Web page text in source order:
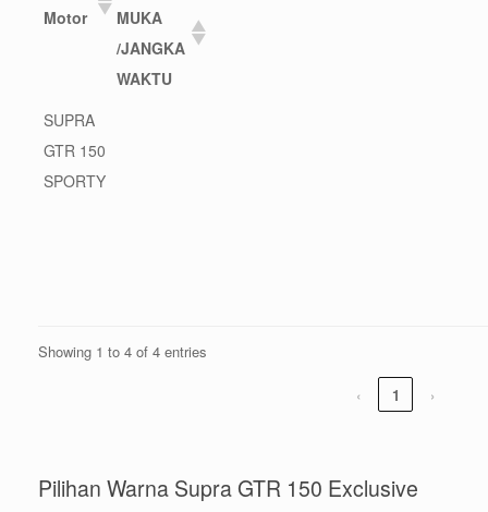
Motor
MUKA
/JANGKA
WAKTU
SUPRA
GTR 150
SPORTY
Showing 1 to 4 of 4 entries
‹ 1 ›
Pilihan Warna Supra GTR 150 Exclusive